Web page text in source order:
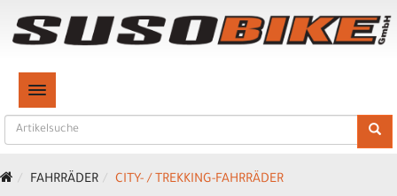
TOGGLE NAVIGATION
FAHRRÄDER CITY- / TREKKING-FAHRRÄDER